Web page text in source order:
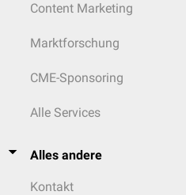
Content Marketing
Marktforschung
CME-Sponsoring
Alle Services
Alles andere
Kontakt